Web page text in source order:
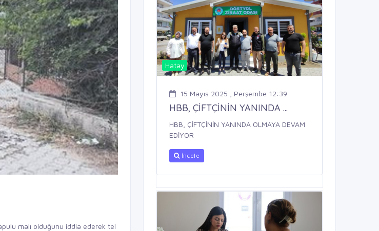
malı olduğunu iddia ederek tel
Hatay
15 Mayıs 2025 , Perşembe 12:39
HBB, ÇİFTÇİNİN YANINDA ...
HBB, ÇİFTÇİNİN YANINDA OLMAYA DEVAM
EDİYOR
İncele